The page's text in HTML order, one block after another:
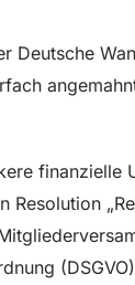
Deutsche